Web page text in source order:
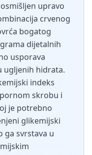
upravo
crvenog
bogatog
dijetalnih
usporava
ugljenih hidrata.
indeks
skrobu i
je potrebno
glikemijski
ga svrstava u